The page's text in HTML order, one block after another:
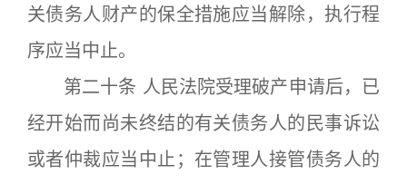
关债务人财产的保全措施应当解除，执行程
序应当中止。
第二十条 人民法院受理破产申请后，已
经开始而尚未终结的有关债务人的民事诉讼
或者仲裁应当中止；在管理人接管债务人的